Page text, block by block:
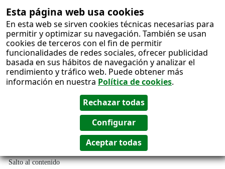
Esta página web usa cookies
En esta web se sirven cookies técnicas necesarias para
permitir y optimizar su navegación. También se usan
cookies de terceros con el fin de permitir
funcionalidades de redes sociales, ofrecer publicidad
basada en sus hábitos de navegación y analizar el
rendimiento y tráfico web. Puede obtener más
información en nuestra Política de cookies.
Salto al contenido